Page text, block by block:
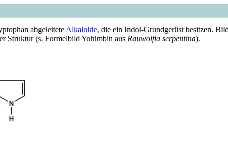
abgeleitete Alkaloide, die ein Indol-Grundgerüst besitzen.
Struktur (s. Formelbild Yohimbin aus Rauwolfia serpentina).